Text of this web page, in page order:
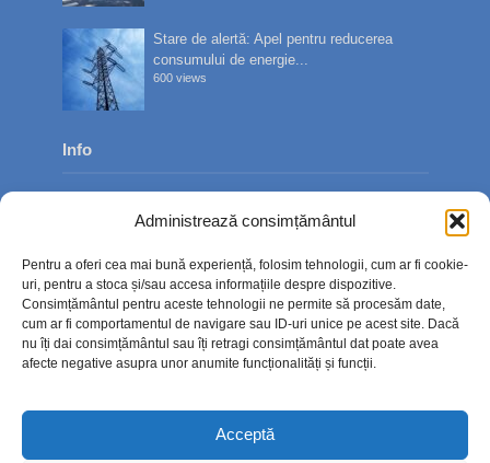
Administrează consimțământul
Pentru a oferi cea mai bună experiență, folosim tehnologii, cum ar fi cookie-
uri, pentru a stoca și/sau accesa informațiile despre dispozitive.
Consimțământul pentru aceste tehnologii ne permite să procesăm date,
cum ar fi comportamentul de navigare sau ID-uri unice pe acest site. Dacă
nu îți dai consimțământul sau îți retragi consimțământul dat poate avea
afecte negative asupra unor anumite funcționalități și funcții.
Acceptă
Stare de alertă: Apel pentru reducerea
consumului de energie...
600 views
Info
Contact
Politica de confidențialitate
Politică cookie-uri (UE)